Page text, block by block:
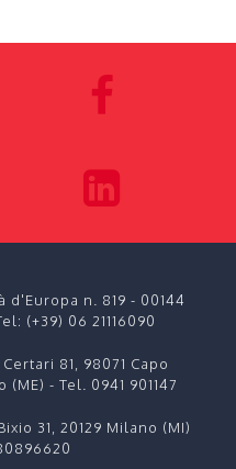
d'Europa n. 819 - 00144
(+39) 06 21116090
81, 98071 Capo
(ME) - Tel. 0941 901147
31, 20129 Milano (MI)